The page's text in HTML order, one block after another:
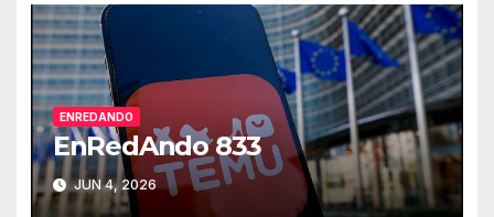
ENREDANDO
EnRedAndo 833
JUN 4, 2026